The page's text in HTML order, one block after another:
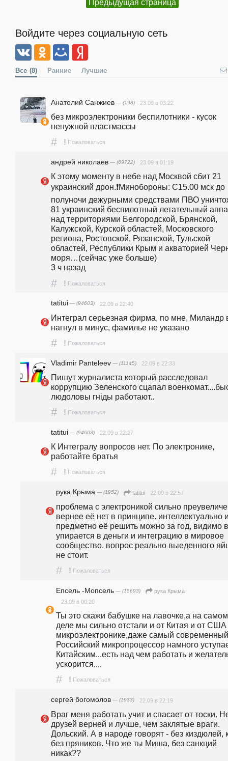
Предыдущая страница
Войдите через социальную сеть
Все (8) Ранние Лучшие
Анатолий Санжиев — (198) 23.09 в 03:22
без микроэлектроники беспилотники - кусок
ненужной пластмассы
# ! Пожаловаться
андpeй николаев — (69722) 23.09 в 01:19
К этому моменту в небе над Москвой сбит 21
украинский дрон.❗Минобороны: С15.00 мск до
полуночи дежурными средствами ПВО
81 украинский беспилотный летательный
над территориями Белгородской, Брянской,
Калужской, Курской областей, Московского
региона, Ростовской, Рязанской, Тульской
областей, Республики Крым и акваторией
моря…(сейчас уже больше)
3 ч назад
# ! Пожаловаться
tatitui — (94603) 22.09 в 22:40
Интеграл серьезная фирма, по мне, Миландр
нагнул в минус, фамилье не указано
# ! Пожаловаться
Vladimir Panteleev — (11145) 22.09 в 22:33
Пишут журналиста который расследовал
коррупцию Зеленского сцапал
людоловы гнiды работают..
# ! Пожаловаться
tatitui — (94603) 22.09 в 22:27
К Интегралу вопросов нет. По электронике,
работайте братья
# ! Пожаловаться
рука Крыма — (1952) tatitui 22.09 в 22:57
проблема с электроникой сильно
вернее её нет в принципе. интеллектуально
предметно её решить можно за год, видимо
упирается в деньги и интеграцию в мировое
сообщество. вопрос реально выеденного
не стоит.
# ! Пожаловаться
Епсель -Мопсель — (15693)
рука Крыма
23.09 в 00:20
Ты это скажи бабушке на лавочке,а на самом
деле мы сильно отстали и от Китая и от США
микроэлектронике,даже самый современный
Российский микропроцессор намного
Китайским...есть над чем работать и
ускорится....
# ! Пожаловаться
сергей богомолов — (1933) 22.09 в 22:19
Враг меня работать учит и спасает от тоски.
друзей верней и лучше, чем заклятые враги.
Дольский. А в народе говорят - без киздюлей,
без пряников. Что же ты Миша, без санкций
никак??